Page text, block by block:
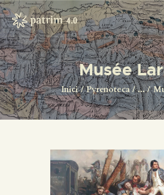
Musée
Inici Pyrenoteca ...
INICI
PYRENOTECA 4.0
LA XARXA
CONTACTE
PROJECTES